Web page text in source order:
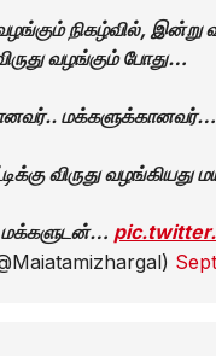
நிகழ்வில், இன்று
வழங்கும் போது…
மக்களுக்கானவர்…
விருது
மக்களுடன்…